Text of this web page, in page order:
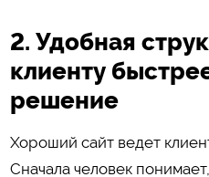
2. Удобная
клиенту
решение
Хороший сайт ведет
Сначала человек